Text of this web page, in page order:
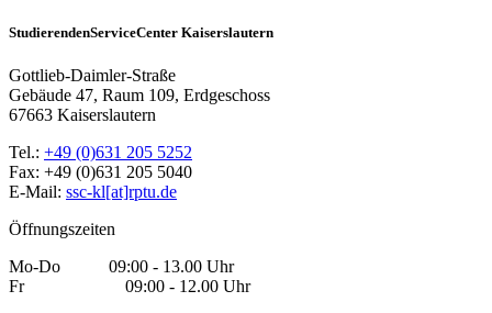
StudierendenServiceCenter Kaiserslautern
Gottlieb-Daimler-Straße
Gebäude 47, Raum 109, Erdgeschoss
67663 Kaiserslautern
Tel.: +49 (0)631 205 5252
Fax: +49 (0)631 205 5040
E-Mail: ssc-kl[at]rptu.de
Öffnungszeiten
Mo-Do 09:00 - 13.00 Uhr
Fr 09:00 - 12.00 Uhr